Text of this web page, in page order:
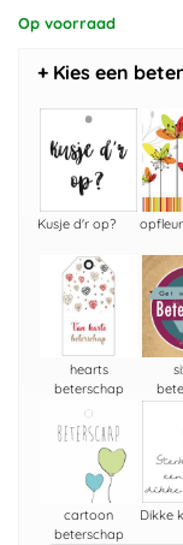
Op voorraad
+ Kies een
Kusje d'r op?
hearts
beterschap
cartoon
beterschap
Dikke